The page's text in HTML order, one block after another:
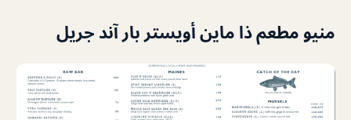
منيو مطعم ذا ماين أويستر بار آند جريل